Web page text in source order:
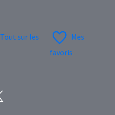
Tout sur les
Mes
favoris